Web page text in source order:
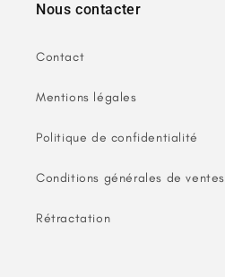
Nous contacter
Contact
Mentions légales
Politique de confidentialité
Conditions générales de ventes
Rétractation